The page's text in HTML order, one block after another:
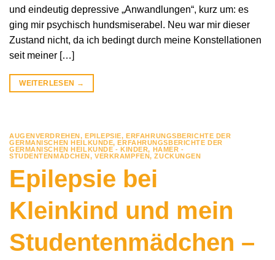
und eindeutig depressive „Anwandlungen“, kurz um: es
ging mir psychisch hundsmiserabel. Neu war mir dieser
Zustand nicht, da ich bedingt durch meine Konstellationen
seit meiner […]
WEITERLESEN →
AUGENVERDREHEN, EPILEPSIE,ERFAHRUNGSBERICHTE DER
GERMANISCHEN HEILKUNDE,ERFAHRUNGSBERICHTE DER
GERMANISCHEN HEILKUNDE - KINDER, HAMER -
STUDENTENMÄDCHEN,VERKRAMPFEN,ZUCKUNGEN
Epilepsie bei
Kleinkind und mein
Studentenmädchen –